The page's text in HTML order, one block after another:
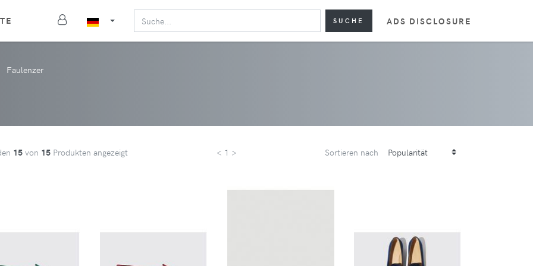
SUCHE ADS DISCLOSURE
Faulenzer
15 von 15 Produkten angezeigt < 1 > Sortieren nach